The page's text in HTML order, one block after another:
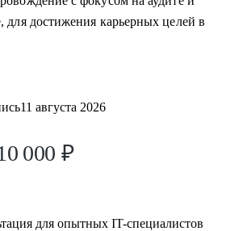
для достижения карьерных целей в
11 августа 2026
000 ₽
для опытных IT-специалистов